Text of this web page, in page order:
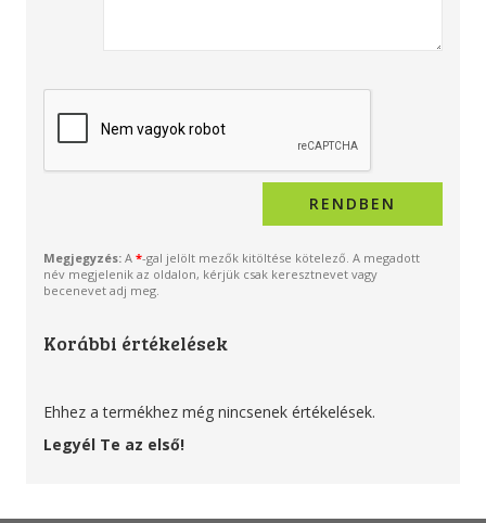
Megjegyzés: A *-gal jelölt mezők kitöltése kötelező. A megadott
név megjelenik az oldalon, kérjük csak keresztnevet vagy
becenevet adj meg.
Korábbi értékelések
Ehhez a termékhez még nincsenek értékelések.
Legyél Te az első!